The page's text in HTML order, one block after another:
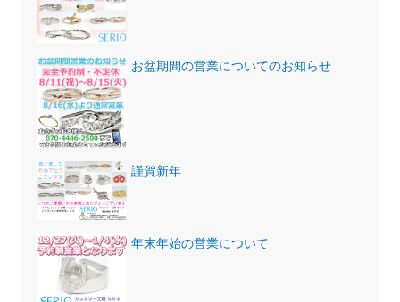
お盆期間の営業についてのお知らせ
謹賀新年
年末年始の営業について